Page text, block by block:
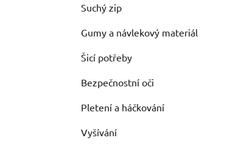
Suchý zip
Gumy a návlekový materiál
Šicí potřeby
Bezpečnostní oči
Pletení a háčkování
Vyšívání